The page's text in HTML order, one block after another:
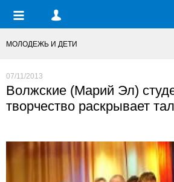
МОЛОДЕЖЬ И ДЕТИ
07/11/2013
Волжские (Марий Эл)
творчество раскрывает